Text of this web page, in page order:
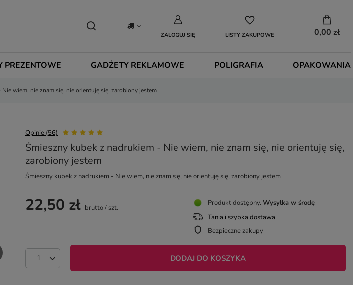
ZALOGUJ SIĘ LISTY ZAKUPOWE 0,00 zł
PREZENTOWE GADŻETY REKLAMOWE POLIGRAFIA OPAKOWANIA
wiem, nie znam się, nie orientuję się, zarobiony jestem
Opinie (56)
Śmieszny kubek z nadrukiem - Nie wiem, nie znam się, nie orientuję się,
zarobiony jestem
Śmieszny kubek z nadrukiem - Nie wiem, nie znam się, nie orientuję się, zarobiony jestem
22,50 zł brutto/ szt.
DODAJ DO KOSZYKA
Produkt dostępny Wysyłka w środę
Tania i szybka dostawa
Bezpieczne zakupy